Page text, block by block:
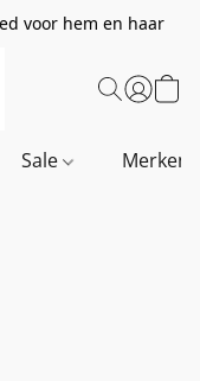
voor hem en haar
Sale Merken